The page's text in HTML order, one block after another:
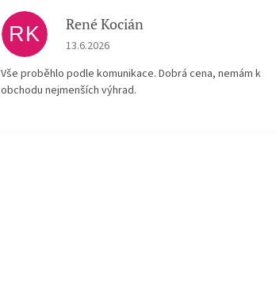
RK René Kocián
Hodnocení obchodu je 5 z 5 hvězdiček.
13.6.2026
Vše proběhlo podle komunikace. Dobrá cena, nemám k
obchodu nejmenších výhrad.